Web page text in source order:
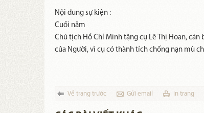
Nội dung sự kiện :
Cuối năm
Chủ tịch Hồ Chí Minh tặng cụ Lê Thị Hoan,
của Người, vì cụ có thành tích chống nạn mù
Về trang trước Gửi email in trang